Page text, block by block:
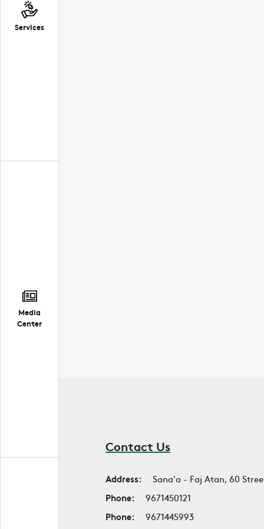
Services
Media
Center
Contact Us
Address:
Sana'a - Faj Atan, 60
Phone:
9671450121
Phone:
9671445993